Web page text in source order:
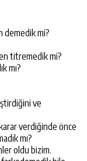
demedik mi?
titremedik mi?
mı?
ve
verdiğinde önce
mı?
oldu bizim.